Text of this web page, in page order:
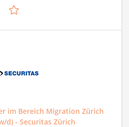
im Bereich Migration Zürich
d) - Securitas Zürich